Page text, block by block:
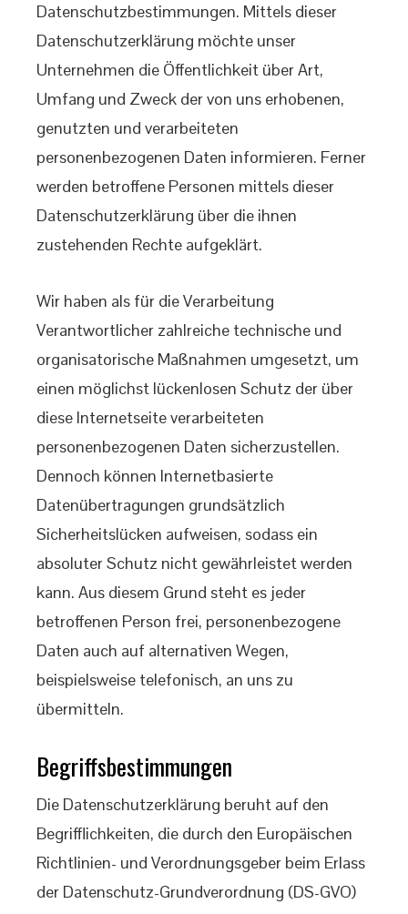
Datenschutzbestimmungen. Mittels dieser
Datenschutzerklärung möchte unser
Unternehmen die Öffentlichkeit über Art,
Umfang und Zweck der von uns erhobenen,
genutzten und verarbeiteten
personenbezogenen Daten informieren. Ferner
werden betroffene Personen mittels dieser
Datenschutzerklärung über die ihnen
zustehenden Rechte aufgeklärt.
Wir haben als für die Verarbeitung
Verantwortlicher zahlreiche technische und
organisatorische Maßnahmen umgesetzt, um
einen möglichst lückenlosen Schutz der über
diese Internetseite verarbeiteten
personenbezogenen Daten sicherzustellen.
Dennoch können Internetbasierte
Datenübertragungen grundsätzlich
Sicherheitslücken aufweisen, sodass ein
absoluter Schutz nicht gewährleistet werden
kann. Aus diesem Grund steht es jeder
betroffenen Person frei, personenbezogene
Daten auch auf alternativen Wegen,
beispielsweise telefonisch, an uns zu
übermitteln.
Begriffsbestimmungen
Die Datenschutzerklärung beruht auf den
Begrifflichkeiten, die durch den Europäischen
Richtlinien- und Verordnungsgeber beim Erlass
der Datenschutz-Grundverordnung (DS-GVO)